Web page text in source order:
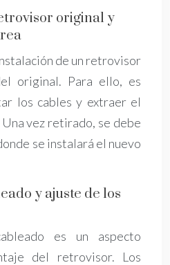
original y
de un retrovisor
original. Para ello, es
los cables y extraer el
vez retirado, se debe
se instalará el nuevo
y ajuste de los
es un aspecto
del retrovisor. Los